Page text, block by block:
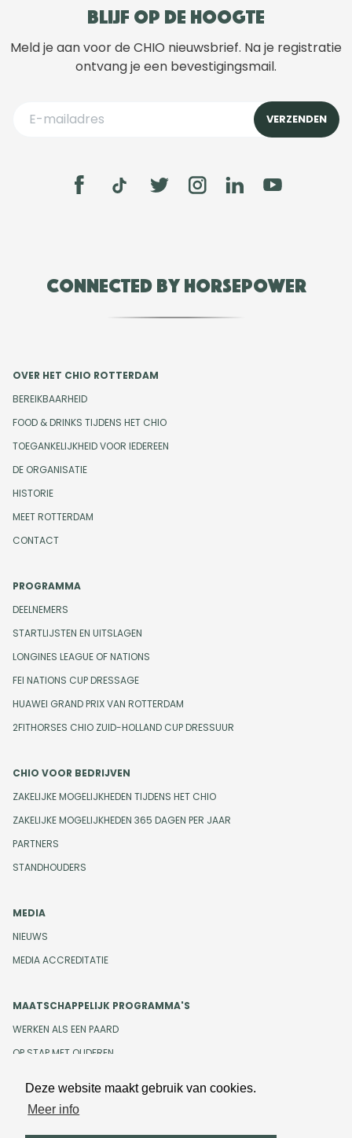
Deze website maakt gebruik van cookies.
Meer info
Blijf op de hoogte
Meld je aan voor de CHIO nieuwsbrief. Na je registratie
ontvang je een bevestigingsmail.
Connected by Horsepower
OVER HET CHIO ROTTERDAM
BEREIKBAARHEID
FOOD & DRINKS TIJDENS HET CHIO
TOEGANKELIJKHEID VOOR IEDEREEN
DE ORGANISATIE
HISTORIE
MEET ROTTERDAM
CONTACT
PROGRAMMA
DEELNEMERS
STARTLIJSTEN EN UITSLAGEN
LONGINES LEAGUE OF NATIONS
FEI NATIONS CUP DRESSAGE
HUAWEI GRAND PRIX VAN ROTTERDAM
2FITHORSES CHIO ZUID-HOLLAND CUP DRESSUUR
CHIO VOOR BEDRIJVEN
ZAKELIJKE MOGELIJKHEDEN TIJDENS HET CHIO
ZAKELIJKE MOGELIJKHEDEN 365 DAGEN PER JAAR
PARTNERS
STANDHOUDERS
MEDIA
NIEUWS
MEDIA ACCREDITATIE
MAATSCHAPPELIJK PROGRAMMA'S
WERKEN ALS EEN PAARD
OP STAP MET OUDEREN
Design en development door